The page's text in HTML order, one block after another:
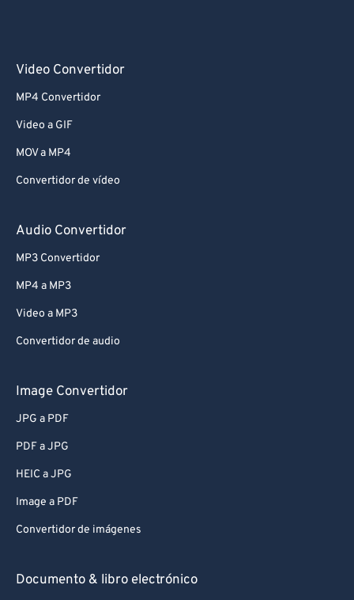
Video Convertidor
MP4 Convertidor
Video a GIF
MOV a MP4
Convertidor de vídeo
Audio Convertidor
MP3 Convertidor
MP4 a MP3
Video a MP3
Convertidor de audio
Image Convertidor
JPG a PDF
PDF a JPG
HEIC a JPG
Image a PDF
Convertidor de imágenes
Documento & libro electrónico